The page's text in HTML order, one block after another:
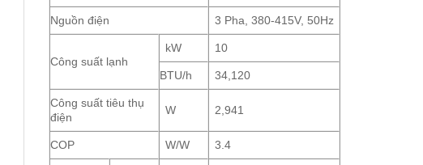
Nguồn điện 3 Pha, 380-415V, 50Hz
Công suất lạnh
kW 10
BTU/h 34,120
Công suất tiêu thụ
điện
W 2,941
COP W/W 3.4